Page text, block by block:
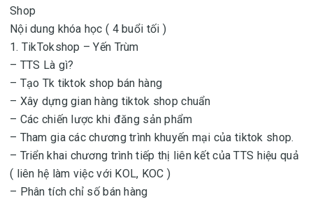
Shop
Nội dung khóa học ( 4 buổi tối )
1. TikTokshop – Yến Trùm
– TTS Là gì?
– Tạo Tk tiktok shop bán hàng
– Xây dựng gian hàng tiktok shop chuẩn
– Các chiến lược khi đăng sản phẩm
– Tham gia các chương trình khuyến mại của tiktok shop.
– Triển khai chương trình tiếp thị liên kết của TTS hiệu quả
( liên hệ làm việc với KOL, KOC )
– Phân tích chỉ số bán hàng